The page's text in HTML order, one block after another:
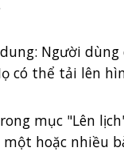
Người
có thể tải lên
mục "Lên
hoặc nhiều